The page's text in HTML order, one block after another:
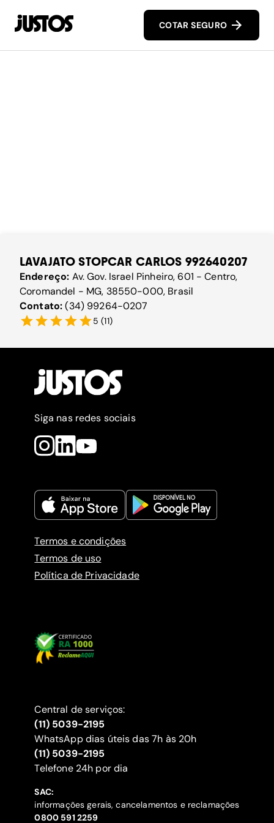
COTAR SEGURO
LAVAJATO STOPCAR CARLOS 992640207
Endereço: Av. Gov. Israel Pinheiro, 601 - Centro,
Coromandel - MG, 38550-000, Brasil
Contato:(34) 99264-0207
5 (11)
Siga nas redes sociais
Termos e condições
Termos de uso
Política de Privacidade
Central de serviços:
(11) 5039-2195
WhatsApp dias úteis das 7h às 20h
(11) 5039-2195
‍Telefone 24h por dia
SAC:
informações gerais, cancelamentos e reclamações
‍0800 591 2259